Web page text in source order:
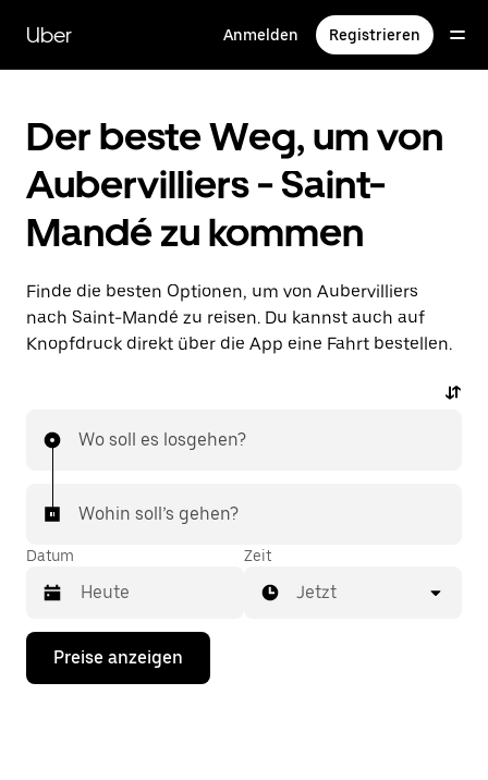
zum
Hauptinhalt
Uber Anmelden Registrieren
Der beste Weg, um von
Aubervilliers - Saint-
Mandé zu kommen
Finde die besten Optionen, um von Aubervilliers
nach Saint-Mandé zu reisen. Du kannst auch auf
Knopfdruck direkt über die App eine Fahrt bestellen.
Wo soll es losgehen?
Wohin soll’s gehen?
Datum
Drücke
Nach-
Zeit
Jetzt
Preise anzeigen